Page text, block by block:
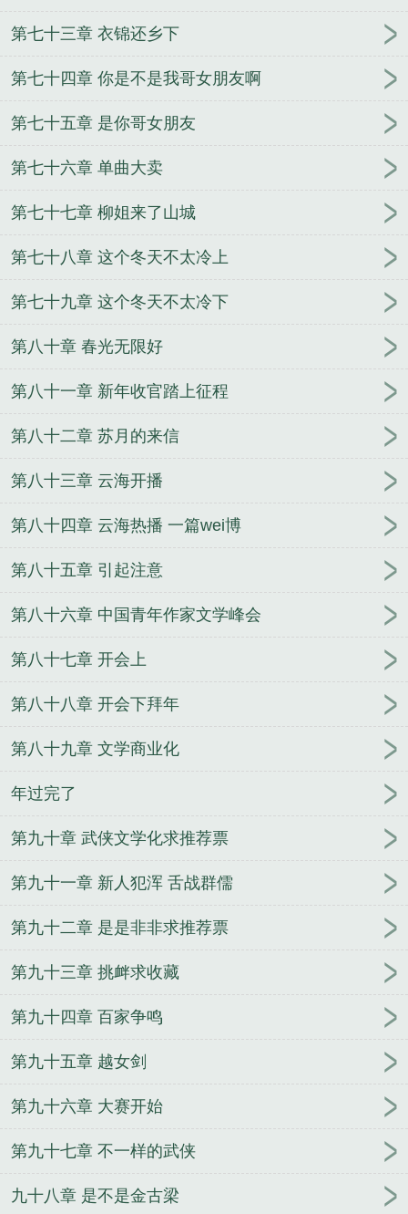
第七十三章 衣锦还乡下
第七十四章 你是不是我哥女朋友啊
第七十五章 是你哥女朋友
第七十六章 单曲大卖
第七十七章 柳姐来了山城
第七十八章 这个冬天不太冷上
第七十九章 这个冬天不太冷下
第八十章 春光无限好
第八十一章 新年收官踏上征程
第八十二章 苏月的来信
第八十三章 云海开播
第八十四章 云海热播 一篇wei博
第八十五章 引起注意
第八十六章 中国青年作家文学峰会
第八十七章 开会上
第八十八章 开会下拜年
第八十九章 文学商业化
年过完了
第九十章 武侠文学化求推荐票
第九十一章 新人犯浑 舌战群儒
第九十二章 是是非非求推荐票
第九十三章 挑衅求收藏
第九十四章 百家争鸣
第九十五章 越女剑
第九十六章 大赛开始
第九十七章 不一样的武侠
九十八章 是不是金古梁